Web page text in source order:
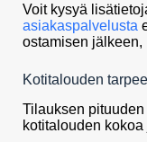
Voit kysyä
asiakaspalvelusta
ostamisen jälkeen,
Kotitalouden
Tilauksen
kotitalouden